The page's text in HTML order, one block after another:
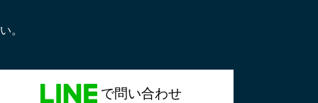
。
で問い合わせ